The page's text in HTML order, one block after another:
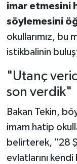
imar etmesini
söylemesini
okullarımız, bu
istikbalinin
"Utanç
son verdik"
Bakan Tekin,
imam hatip
belirterek, "28
evlatlarını